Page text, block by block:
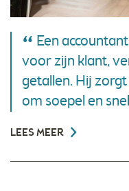
Een
voor zijn klant,
getallen. Hij
om soepel en
LEES MEER